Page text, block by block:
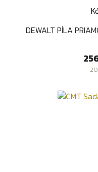
DEWALT PÍLA